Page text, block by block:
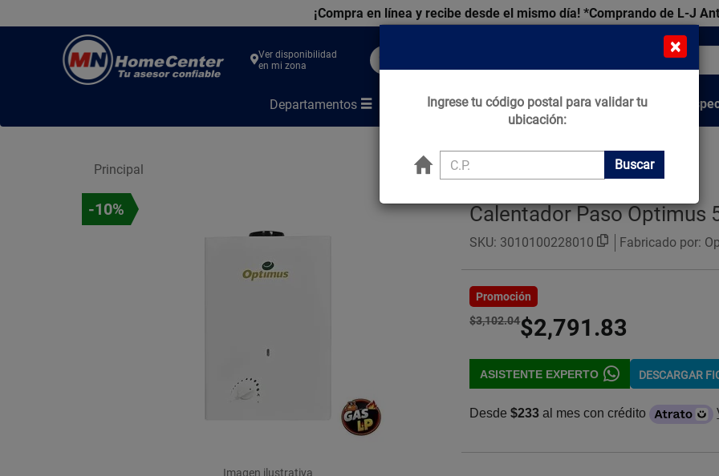
¡Compra en línea y recibe desde el mismo día! *Comprando de L-J
Center
Ver disponibilidad
en mi zona
Departamentos Marcas Tips que Construyen Venta
Principal
-10%
Imagen ilustrativa
Calentador Paso Optimus
SKU: 3010100228010 Fabricado por:
Promoción
$3,102.04$2,791.83
ASISTENTE EXPERTO DESCARGAR
Desde$233 al mes con crédito
×
Ingrese tu código postal para validar tu
ubicación:
Buscar